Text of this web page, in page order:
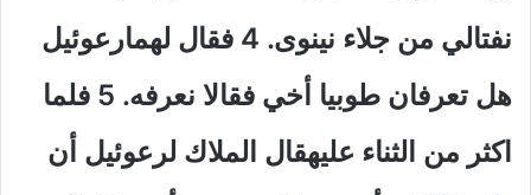
نفتالي من جلاء نينوى. 4 فقال لهمارعوئيل
هل تعرفان طوبيا أخي فقالا نعرفه. 5 فلما
اكثر من الثناء عليهقال الملاك لرعوئيل أن